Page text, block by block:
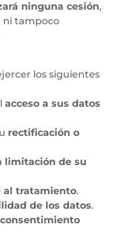
ninguna cesión,
ni tampoco
los siguientes
acceso a sus datos
rectificación o
limitación de su
al tratamiento.
de los datos.